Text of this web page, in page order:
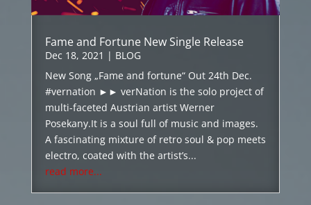
Fame and Fortune New Single Release
Dec 18, 2021 | BLOG
New Song „Fame and fortune“ Out 24th Dec.
#vernation ►► verNation is the solo project of
multi-faceted Austrian artist Werner
Posekany.It is a soul full of music and images.
A fascinating mixture of retro soul & pop meets
electro, coated with the artist’s...
read more...